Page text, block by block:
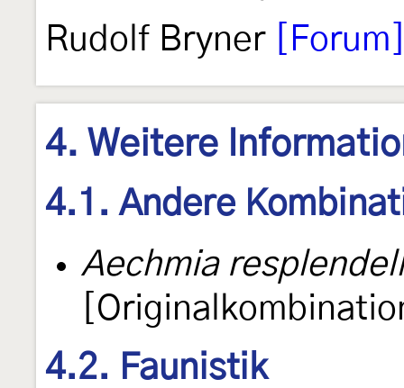
Rudolf Bryner
4. Weitere
4.1. Andere
Aechmia
4.2. Faunistik